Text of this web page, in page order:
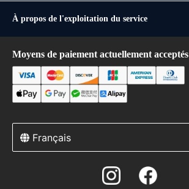
À propos de l'exploitation du service
Moyens de paiement actuellement acceptés
Français